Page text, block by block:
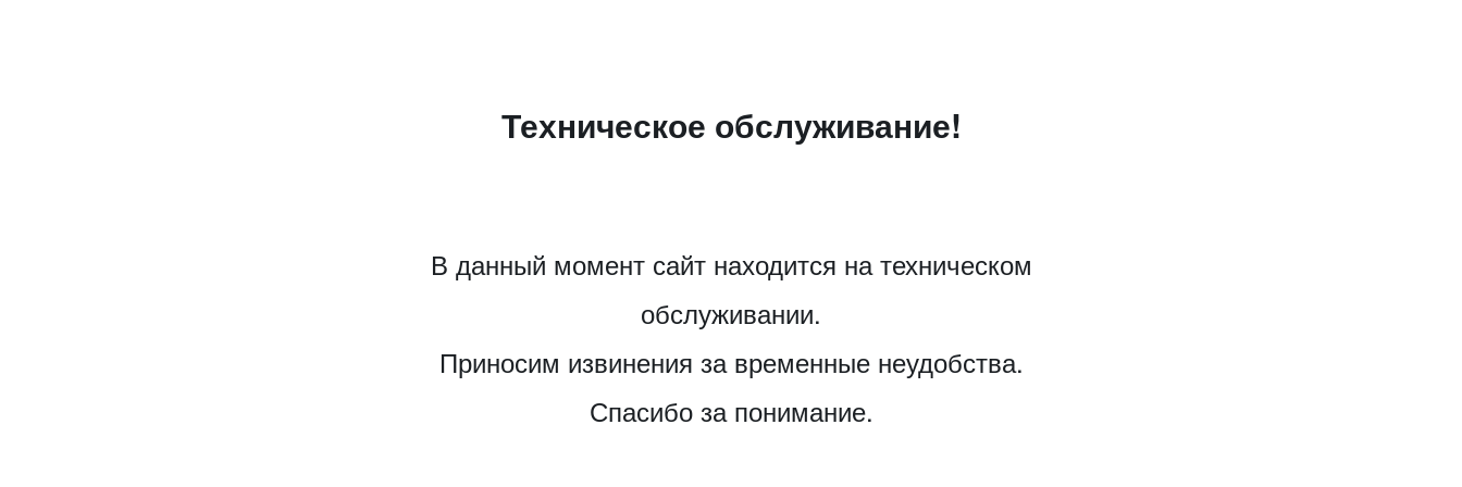
Техническое обслуживание!
В данный момент сайт находится на техническом
обслуживании.
Приносим извинения за временные неудобства.
Спасибо за понимание.